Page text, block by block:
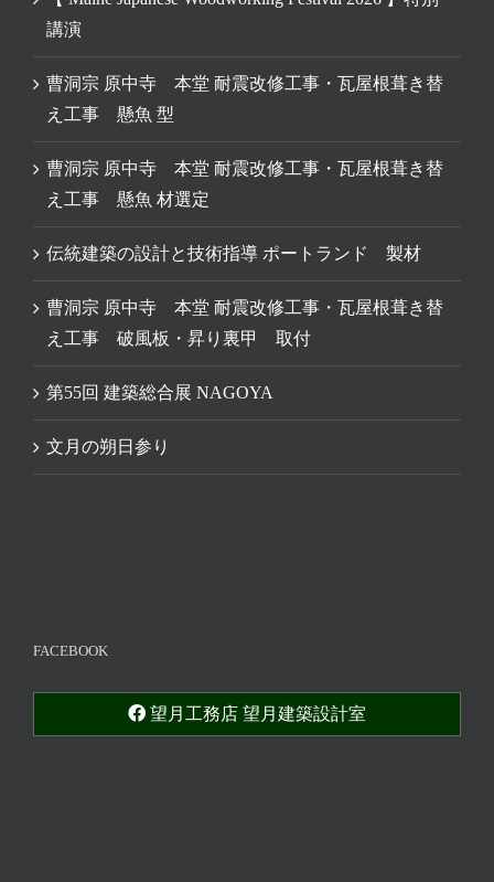
講演
曹洞宗 原中寺 本堂 耐震改修工事・瓦屋根葺き替
え工事 懸魚 型
曹洞宗 原中寺 本堂 耐震改修工事・瓦屋根葺き替
え工事 懸魚 材選定
伝統建築の設計と技術指導 ポートランド 製材
曹洞宗 原中寺 本堂 耐震改修工事・瓦屋根葺き替
え工事 破風板・昇り裏甲 取付
第55回 建築総合展 NAGOYA
文月の朔日参り
FACEBOOK
望月工務店 望月建築設計室